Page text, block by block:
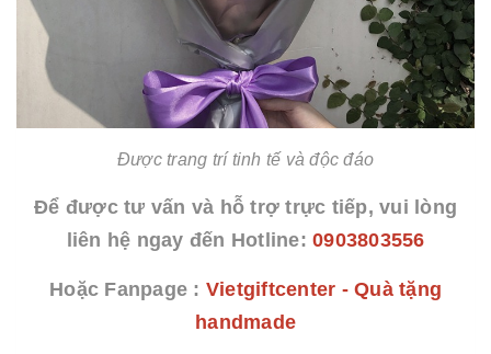
Được trang trí tinh tế và độc đáo
Để được tư vấn và hỗ trợ trực tiếp, vui lòng
liên hệ ngay đến Hotline: 0903803556
Hoặc Fanpage : Vietgiftcenter - Quà tặng
handmade